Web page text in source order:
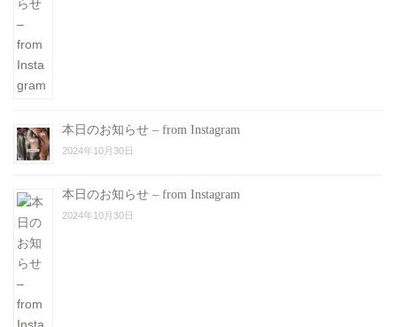
本日のお知らせ – from Instagram
2024年10月30日
本日のお知らせ – from Instagram
2024年10月30日